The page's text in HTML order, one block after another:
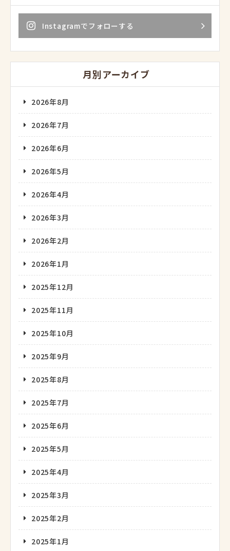
Instagramでフォローする
月別アーカイブ
2026年8月
2026年7月
2026年6月
2026年5月
2026年4月
2026年3月
2026年2月
2026年1月
2025年12月
2025年11月
2025年10月
2025年9月
2025年8月
2025年7月
2025年6月
2025年5月
2025年4月
2025年3月
2025年2月
2025年1月